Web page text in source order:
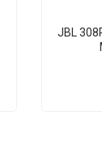
JBL